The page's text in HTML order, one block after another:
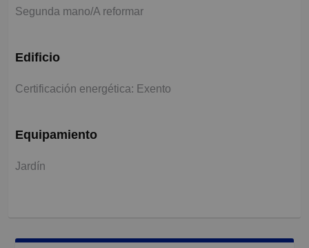
Segunda mano/A reformar
Edificio
Certificación energética: Exento
Equipamiento
Jardín